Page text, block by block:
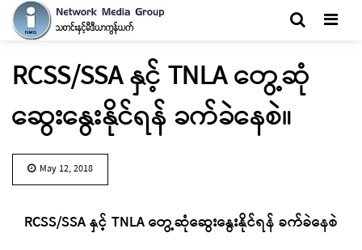
RCSS/SSA နှင့် TNLA တွေ့ဆုံ
ဆွေးနွေးနိုင်ရန် ခက်ခဲနေစဲ။
May 12, 2018
RCSS/SSA နှင့် TNLA တွေ့ဆုံဆွေးနွေးနိုင်ရန် ခက်ခဲနေစဲ